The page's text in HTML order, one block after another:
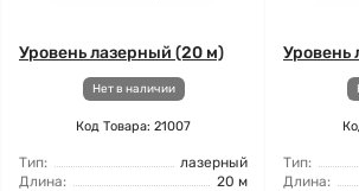
Уровень лазерный (20 м)
Нет в наличии
Код Товара: 21007
Тип:
лазерный
Длина:
20 м
Уровень
Тип:
Длина: